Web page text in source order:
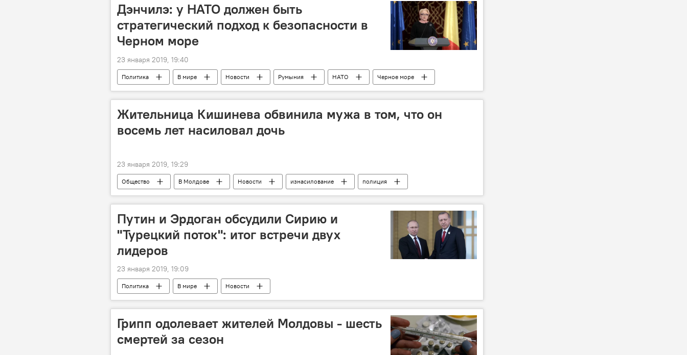
Дэнчилэ: у НАТО должен быть
стратегический подход к безопасности в
Черном море
23 января 2019, 19:40
Политика В мире Новости Румыния НАТО
Черное море
безопасность
стратегия
Жительница Кишинева обвинила мужа в том, что он
восемь лет насиловал дочь
23 января 2019, 19:29
Общество В Молдове Новости изнасилование полиция
Путин и Эрдоган обсудили Сирию и
"Турецкий поток": итог встречи двух
лидеров
23 января 2019, 19:09
Политика В мире Новости
Грипп одолевает жителей Молдовы - шесть
смертей за сезон